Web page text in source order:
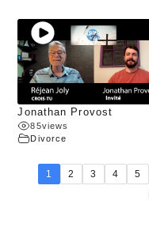
Jonathan Provost
85views
Divorce
1 2 3 4 5